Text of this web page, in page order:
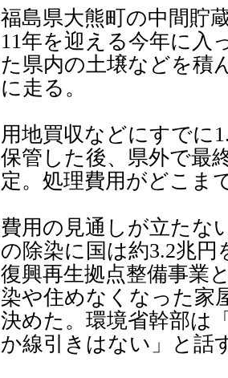
福島県大熊町の中間貯
11年を迎える今年に入
た県内の土壌などを積
に走る。
用地買収などにすでに
保管した後、県外で最
定。処理費用がどこま
費用の見通しが立たな
の除染に国は約3.2兆円
復興再生拠点整備事業
染や住めなくなった家
決めた。環境省幹部は
か線引きはない」と話